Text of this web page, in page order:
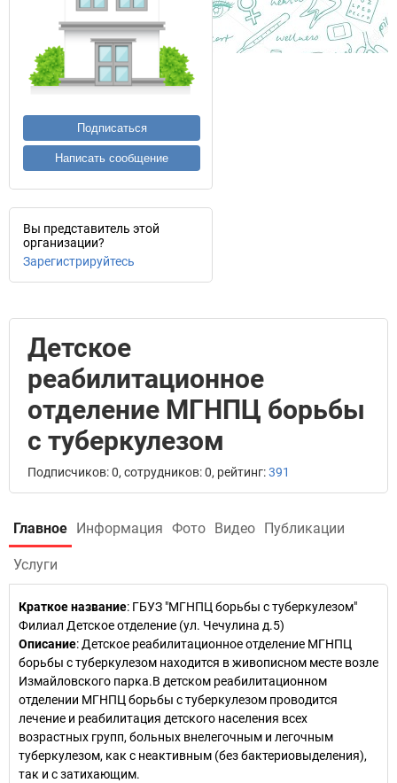
Подписаться
Написать сообщение
Вы представитель этой
организации?
Зарегистрируйтесь
Детское
реабилитационное
отделение МГНПЦ борьбы
с туберкулезом
Подписчиков: 0, сотрудников: 0, рейтинг:391
Главное Информация Фото Видео Публикации
Услуги
Краткое название: ГБУЗ "МГНПЦ борьбы с туберкулезом"
Филиал Детское отделение (ул. Чечулина д.5)
Описание: Детское реабилитационное отделение МГНПЦ
борьбы с туберкулезом находится в живописном месте возле
Измайловского парка.В детском реабилитационном
отделении МГНПЦ борьбы с туберкулезом проводится
лечение и реабилитация детского населения всех
возрастных групп, больных внелегочным и легочным
туберкулезом, как с неактивным (без бактериовыделения),
так и с затихающим.